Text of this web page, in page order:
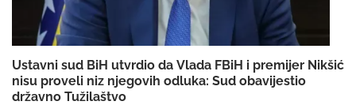
Ustavni sud BiH utvrdio da Vlada FBiH i premijer Nikšić
nisu proveli niz njegovih odluka: Sud obavijestio
državno Tužilaštvo